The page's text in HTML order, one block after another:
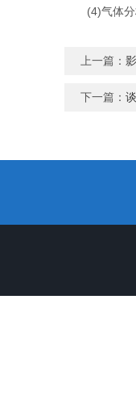
(4)气体分析
上一篇：
下一篇：